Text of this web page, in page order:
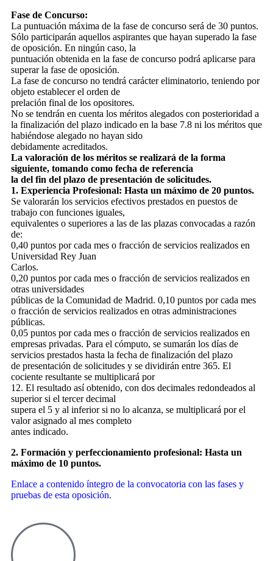
Fase de Concurso:
La puntuación máxima de la fase de concurso será de 30 puntos.
Sólo participarán aquellos aspirantes que hayan superado la fase
de oposición. En ningún caso, la
puntuación obtenida en la fase de concurso podrá aplicarse para
superar la fase de oposición.
La fase de concurso no tendrá carácter eliminatorio, teniendo por
objeto establecer el orden de
prelación final de los opositores.
No se tendrán en cuenta los méritos alegados con posterioridad a
la finalización del plazo indicado en la base 7.8 ni los méritos que
habiéndose alegado no hayan sido
debidamente acreditados.
La valoración de los méritos se realizará de la forma
siguiente, tomando como fecha de referencia
la del fin del plazo de presentación de solicitudes.
1. Experiencia Profesional: Hasta un máximo de 20 puntos.
Se valorarán los servicios efectivos prestados en puestos de
trabajo con funciones iguales,
equivalentes o superiores a las de las plazas convocadas a razón
de:
0,40 puntos por cada mes o fracción de servicios realizados en
Universidad Rey Juan
Carlos.
0,20 puntos por cada mes o fracción de servicios realizados en
otras universidades
públicas de la Comunidad de Madrid. 0,10 puntos por cada mes
o fracción de servicios realizados en otras administraciones
públicas.
0,05 puntos por cada mes o fracción de servicios realizados en
empresas privadas. Para el cómputo, se sumarán los días de
servicios prestados hasta la fecha de finalización del plazo
de presentación de solicitudes y se dividirán entre 365. El
cociente resultante se multiplicará por
12. El resultado así obtenido, con dos decimales redondeados al
superior si el tercer decimal
supera el 5 y al inferior si no lo alcanza, se multiplicará por el
valor asignado al mes completo
antes indicado.
2. Formación y perfeccionamiento profesional: Hasta un
máximo de 10 puntos.
Enlace a contenido íntegro de la convocatoria con las fases y
pruebas de esta oposición.